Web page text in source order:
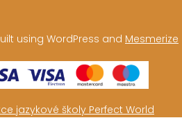
using WordPress and Mesmerize
jazykové školy Perfect World